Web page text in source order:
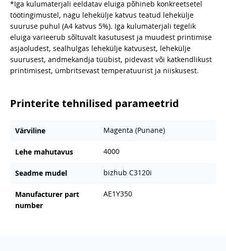
*Iga kulumaterjali eeldatav eluiga põhineb konkreetsetel
töötingimustel, nagu lehekülje katvus teatud lehekülje
suuruse puhul (A4 katvus 5%). Iga kulumaterjali tegelik
eluiga varieerub sõltuvalt kasutusest ja muudest printimise
asjaoludest, sealhulgas lehekülje katvusest, lehekülje
suurusest, andmekandja tüübist, pidevast või katkendlikust
printimisest, ümbritsevast temperatuurist ja niiskusest.
Printerite tehnilised parameetrid
Värviline Magenta (Punane)
Lehe mahutavus 4000
Seadme mudel bizhub C3120i
Manufacturer part
number
AE1Y350